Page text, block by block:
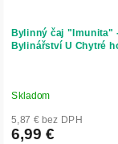
Bylinný čaj "Imunita"
Bylinářství U Chytré
Skladom
5,87 € bez DPH
6,99 €